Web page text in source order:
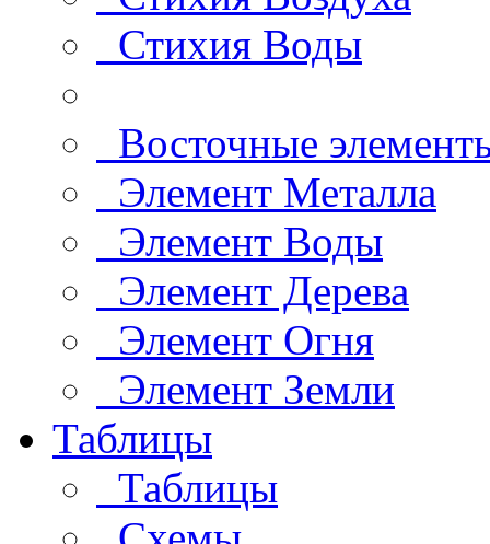
Стихия Воды
Восточные
Элемент Металла
Элемент Воды
Элемент Дерева
Элемент Огня
Элемент Земли
Таблицы
Таблицы